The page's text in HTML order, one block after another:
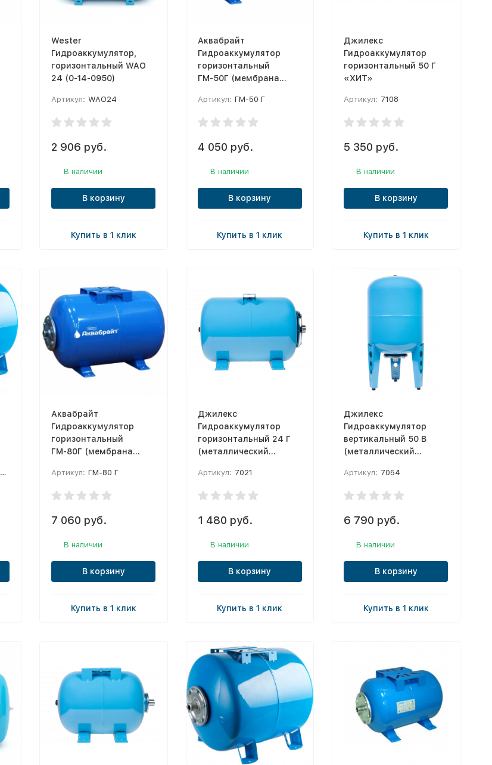
Wester
Гидроаккумулятор,
горизонтальный WAO
24 (0-14-0950)
Артикул: WAO24
2 906 руб.
В наличии
В корзину
Купить в 1 клик
Аквабрайт
Гидроаккумулятор
горизонтальный
ГМ-50Г (мембрана
Артикул: ГМ-50 Г
4 050 руб.
В наличии
В корзину
Купить в 1 клик
Джилекс
Гидроаккумулятор
горизонтальный 50 Г
«ХИТ»
Артикул: 7108
5 350 руб.
В наличии
В корзину
Купить в 1 клик
Аквабрайт
Гидроаккумулятор
горизонтальный
ГМ-80Г (мембрана
Артикул: ГМ-80 Г
7 060 руб.
В наличии
В корзину
Купить в 1 клик
Джилекс
Гидроаккумулятор
горизонтальный 24 Г
(металлический
производства)
Артикул: 7021
1 480 руб.
В наличии
В корзину
Купить в 1 клик
Джилекс
Гидроаккумулятор
вертикальный 50 В
(металлический
Артикул: 7054
6 790 руб.
В наличии
В корзину
Купить в 1 клик